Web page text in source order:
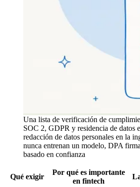
Una lista de verificación de
SOC 2, GDPR y residencia de datos
redacción de datos personales en la
nunca entrenan un modelo, DPA
basado en confianza
Qué exigir
Por qué es importante
en fintech